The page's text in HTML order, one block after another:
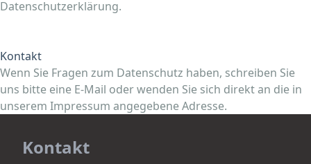
Datenschutzerklärung.
Kontakt
Wenn Sie Fragen zum Datenschutz haben, schreiben Sie
uns bitte eine E-Mail oder wenden Sie sich direkt an die in
unserem Impressum angegebene Adresse.
Kontakt